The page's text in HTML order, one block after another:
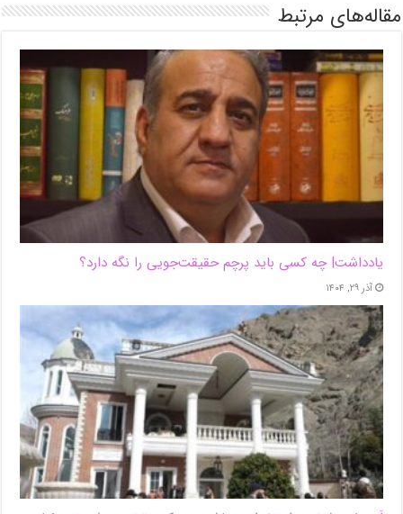
مقاله‌های مرتبط
یادداشت| ‌چه کسی باید پرچم حقیقت‌جویی را نگه دارد؟
آذر ۲۹, ۱۴۰۴